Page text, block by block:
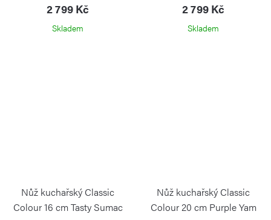
2 799 Kč
Skladem
2 799 Kč
Skladem
Nůž kuchařský Classic
Colour 16 cm Tasty Sumac
Nůž kuchařský Classic
Colour 20 cm Purple Yam